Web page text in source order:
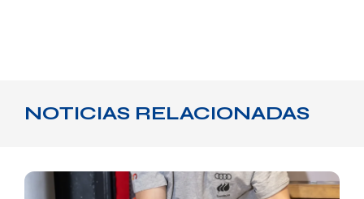
NOTICIAS RELACIONADAS